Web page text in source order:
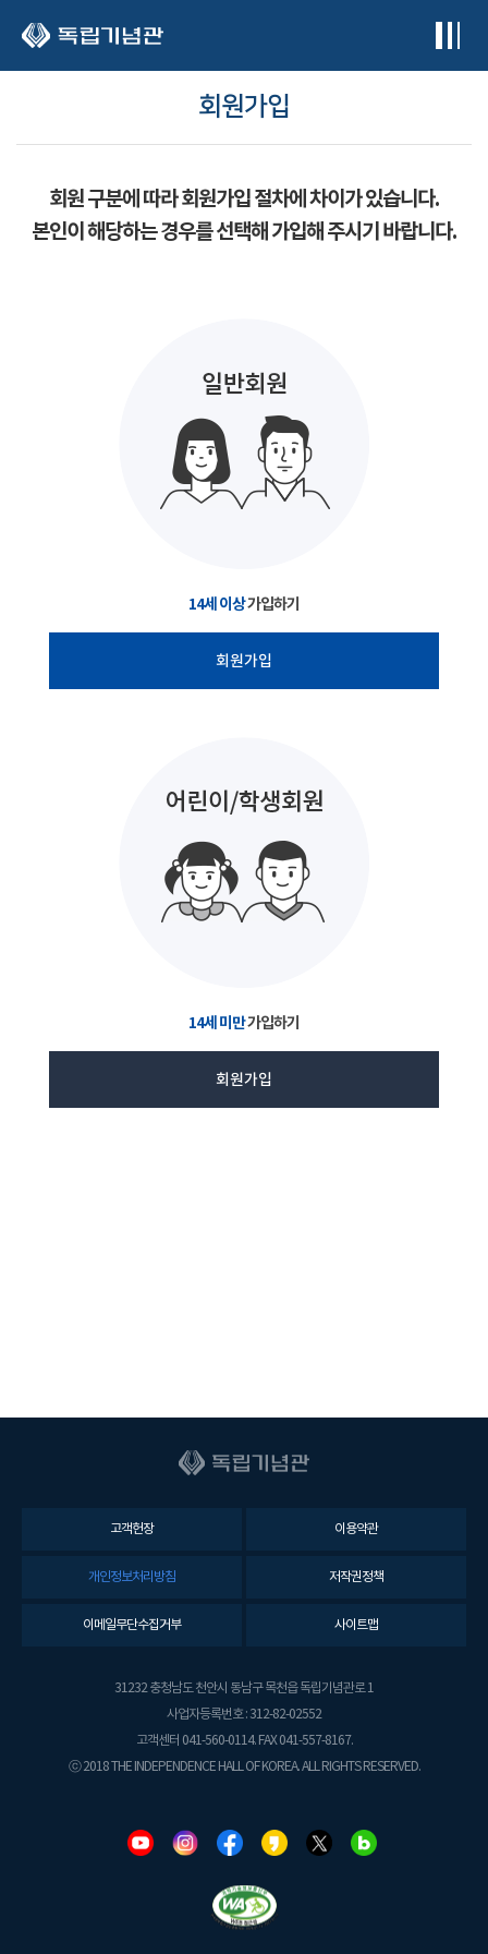
회원가입
회원 구분에 따라 회원가입 절차에 차이가 있습니다.
본인이 해당하는 경우를 선택해 가입해 주시기 바랍니다.
14세 이상가입하기
회원가입
14세 미만가입하기
회원가입
고객헌장 이용약관
개인정보처리방침 저작권정책
이메일무단수집거부 사이트맵
31232 충청남도 천안시 동남구 목천읍 독립기념관로 1
사업자등록번호 : 312-82-02552
고객센터 041-560-0114. FAX 041-557-8167.
ⓒ 2018 THE INDEPENDENCE HALL OF KOREA. ALL RIGHTS RESERVED.